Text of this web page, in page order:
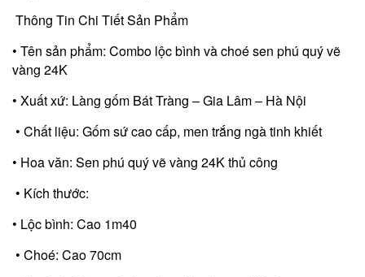
Thông Tin Chi Tiết Sản Phẩm
• Tên sản phẩm: Combo lộc bình và choé sen phú quý vẽ
vàng 24K
• Xuất xứ: Làng gốm Bát Tràng – Gia Lâm – Hà Nội
• Chất liệu: Gốm sứ cao cấp, men trắng ngà tinh khiết
• Hoa văn: Sen phú quý vẽ vàng 24K thủ công
• Kích thước:
• Lộc bình: Cao 1m40
• Choé: Cao 70cm